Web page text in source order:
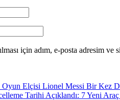
için adım, e-posta adresim ve
Oyun Elçisi Lionel Messi Bir Kez
Tarihi Açıklandı: 7 Yeni